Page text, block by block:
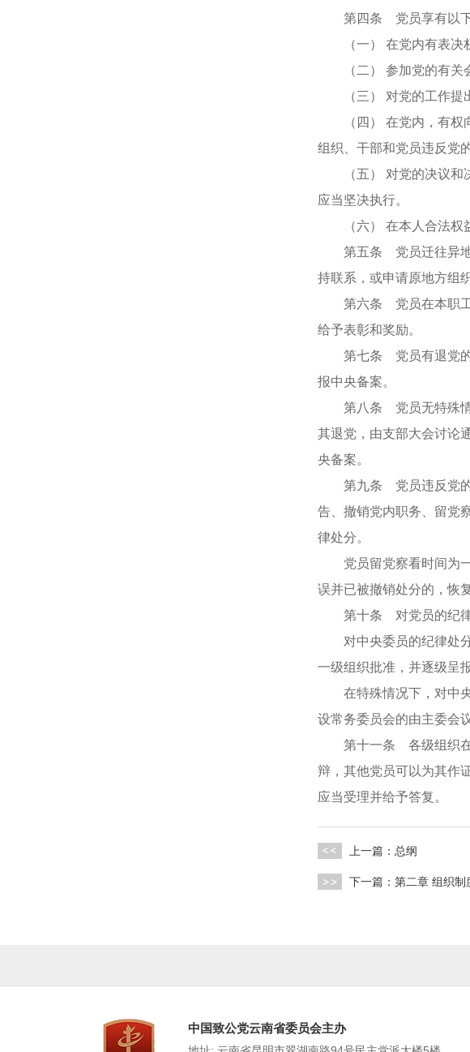
第四条 党员享有以下
（一） 在党内有表决权
（二） 参加党的有关会
（三） 对党的工作提出
（四） 在党内，有权向
组织、干部和党员违反党
（五） 对党的决议和决
应当坚决执行。
（六） 在本人合法权益
第五条 党员迁往异地居
持联系，或申请原地方组
第六条 党员在本职工作
给予表彰和奖励。
第七条 党员有退党的自
报中央备案。
第八条 党员无特殊情况
其退党，由支部大会讨论
央备案。
第九条 党员违反党的章
告、撤销党内职务、留党
律处分。
党员留党察看时间为一
误并已被撤销处分的，恢
第十条 对党员的纪律处
对中央委员的纪律处分
一级组织批准，并逐级呈
在特殊情况下，对中央
设常务委员会的由主委会
第十一条 各级组织在处
辩，其他党员可以为其作
应当受理并给予答复。
上一篇：总纲
下一篇：第二章 组织制
中国致公党云南省委员会主办